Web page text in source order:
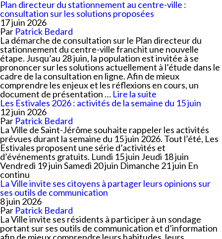
Plan directeur du stationnement au centre-ville :
consultation sur les solutions proposées
17 juin 2026
Par Patrick Bedard
La démarche de consultation sur le Plan directeur du
stationnement du centre-ville franchit une nouvelle
étape. Jusqu’au 28 juin, la population est invitée à se
prononcer sur les solutions actuellement à l’étude dans le
cadre de la consultation en ligne. Afin de mieux
comprendre les enjeux et les réflexions en cours, un
document de présentation … Lire la suite
Les Estivales 2026 : activités de la semaine du 15 juin
12 juin 2026
Par Patrick Bedard
La Ville de Saint-Jérôme souhaite rappeler les activités
prévues durant la semaine du 15 juin 2026. Tout l’été, Les
Estivales proposent une série d’activités et
d’événements gratuits. Lundi 15 juin Jeudi 18 juin
Vendredi 19 juin Samedi 20 juin Dimanche 21 juin En
continu
La Ville invite ses citoyens à partager leurs opinions sur
ses outils de communication
8 juin 2026
Par Patrick Bedard
La Ville invite ses résidents à participer à un sondage
portant sur ses outils de communication et d’information